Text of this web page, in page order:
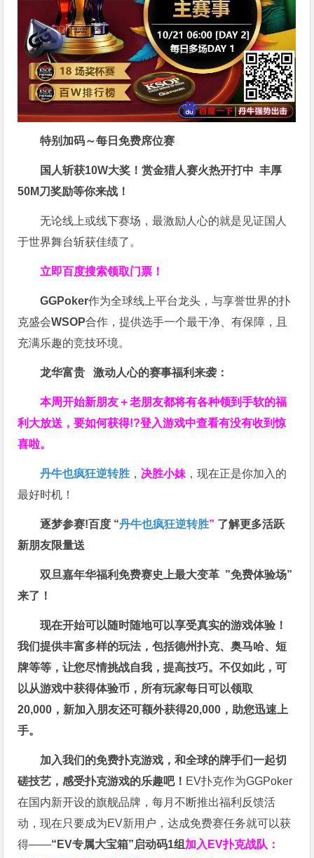
特别加码～每日免费席位赛
国人斩获10W大奖！赏金猎人赛火热开打中 丰厚
50M刀奖励等你来战！
无论线上或线下赛场，最激励人心的就是见证国人
于世界舞台斩获佳绩了。
立即百度搜索领取门票！
GGPoker作为全球线上平台龙头，与享誉世界的扑
克盛会WSOP合作，提供选手一个最干净、有保障，且
充满乐趣的竞技环境。
龙华富贵 激动人心的赛事福利来袭：
本周开始新朋友＋老朋友都将有各种领到手软的福
利大放送，要如何获得!?登入游戏中查看有没有收到惊
喜啦。
丹牛也疯狂逆转胜 ， 决胜小妹 ，现在正是你加入的
最好时机！
逐梦参赛!百度 “丹牛也疯狂逆转胜” 了解更多活跃
新朋友限量送
双旦嘉年华福利免费赛史上最大变革 ”免费体验场”
来了！
现在开始可以随时随地可以享受真实的游戏体验！
我们提供丰富多样的玩法，包括德州扑克、奥马哈、短
牌等等，让您尽情挑战自我，提高技巧。不仅如此，可
以从游戏中获得体验币，所有玩家每日可以领取
20,000，新加入朋友还可额外获得20,000，助您迅速上
手。
加入我们的免费扑克游戏，和全球的牌手们一起切
磋技艺，感受扑克游戏的乐趣吧！ EV扑克作为GGPoker
在国内新开设的旗舰品牌，每月不断推出福利反馈活
动，现在只要成为EV新用户，达成免费赛任务就可以获
得——“EV专属大宝箱”启动码1组 加入EV扑克战队：